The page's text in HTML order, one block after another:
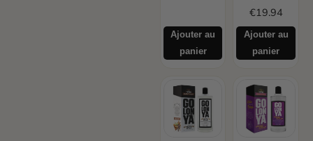
Ajouter au
panier
€19.94
Ajouter au
panier